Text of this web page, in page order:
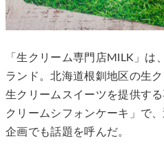
「生クリーム専門店MILK」は
ランド。北海道根釧地区の生
生クリームスイーツを提供す
クリームシフォンケーキ」で
企画でも話題を呼んだ。